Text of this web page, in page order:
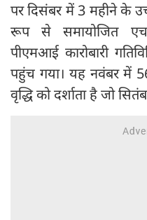
पर दिसंबर में 3 महीने के
रूप से समायोजित
पीएमआई कारोबारी
पहुंच गया। यह नवंबर में
वृद्धि को दर्शाता है जो